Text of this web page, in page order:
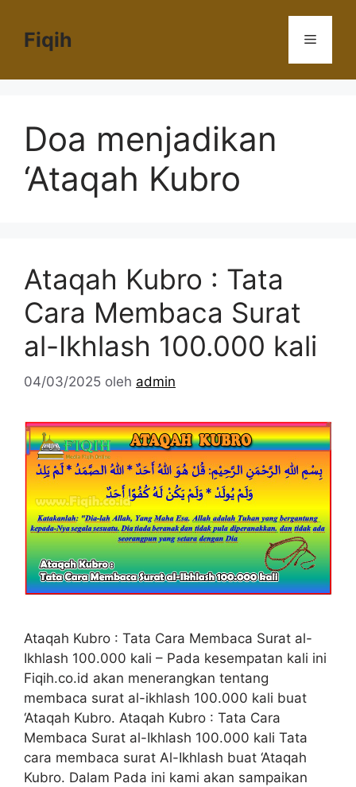
Fiqih Menu
Doa menjadikan
‘Ataqah Kubro
Ataqah Kubro : Tata
Cara Membaca Surat
al-Ikhlash 100.000 kali
04/03/2025 oleh admin
Ataqah Kubro : Tata Cara Membaca Surat al-
Ikhlash 100.000 kali – Pada kesempatan kali ini
Fiqih.co.id akan menerangkan tentang
membaca surat al-ikhlash 100.000 kali buat
‘Ataqah Kubro. Ataqah Kubro : Tata Cara
Membaca Surat al-Ikhlash 100.000 kali Tata
cara membaca surat Al-Ikhlash buat ‘Ataqah
Kubro. Dalam Pada ini kami akan sampaikan